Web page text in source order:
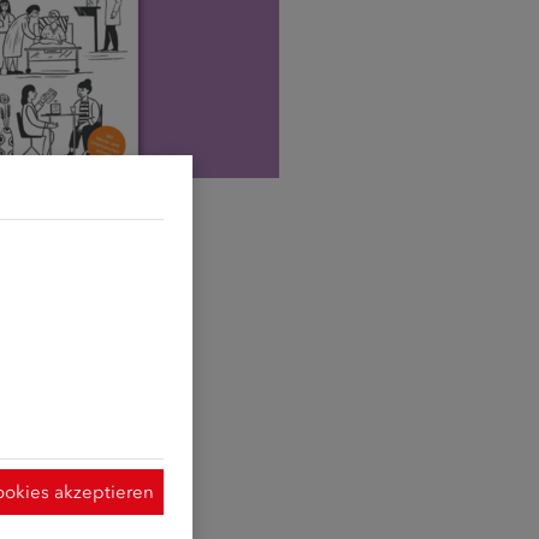
akzeptieren